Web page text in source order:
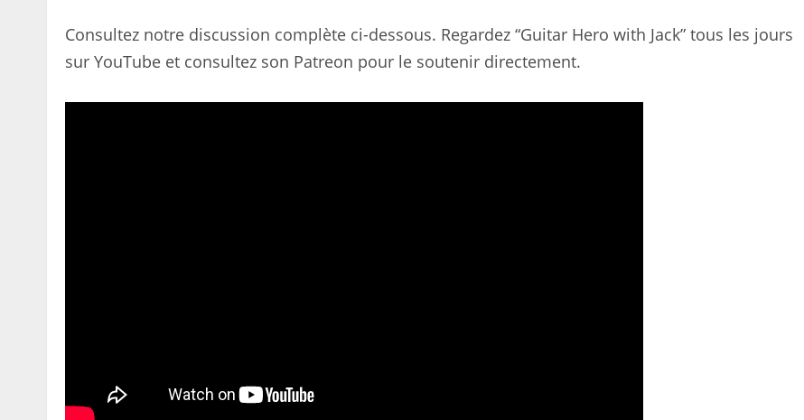
Consultez notre discussion complète ci-dessous. Regardez “Guitar Hero with Jack” tous les jours
sur YouTube et consultez son Patreon pour le soutenir directement.